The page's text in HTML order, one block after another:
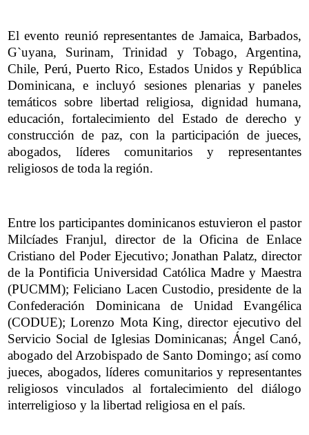
El evento reunió representantes de Jamaica, Barbados,
G`uyana, Surinam, Trinidad y Tobago, Argentina,
Chile, Perú, Puerto Rico, Estados Unidos y República
Dominicana, e incluyó sesiones plenarias y paneles
temáticos sobre libertad religiosa, dignidad humana,
educación, fortalecimiento del Estado de derecho y
construcción de paz, con la participación de jueces,
abogados, líderes comunitarios y representantes
religiosos de toda la región.
Entre los participantes dominicanos estuvieron el pastor
Milcíades Franjul, director de la Oficina de Enlace
Cristiano del Poder Ejecutivo; Jonathan Palatz, director
de la Pontificia Universidad Católica Madre y Maestra
(PUCMM); Feliciano Lacen Custodio, presidente de la
Confederación Dominicana de Unidad Evangélica
(CODUE); Lorenzo Mota King, director ejecutivo del
Servicio Social de Iglesias Dominicanas; Ángel Canó,
abogado del Arzobispado de Santo Domingo; así como
jueces, abogados, líderes comunitarios y representantes
religiosos vinculados al fortalecimiento del diálogo
interreligioso y la libertad religiosa en el país.